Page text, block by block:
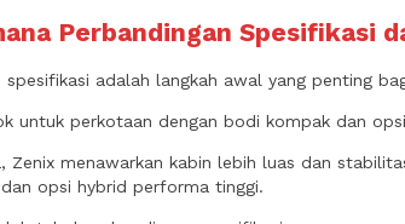
Perbandingan Spesifikasi
spesifikasi adalah langkah awal yang penting
untuk perkotaan dengan bodi kompak dan
Zenix menawarkan kabin lebih luas dan
opsi hybrid performa tinggi.